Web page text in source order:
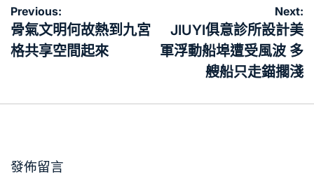
文
章
導
Previous:
骨氣文明何故熱到九宮
格共享空間起來
Next:
JIUYI俱意診所設計美
軍浮動船埠遭受風波 多
艘船只走錨擱淺
發佈留言